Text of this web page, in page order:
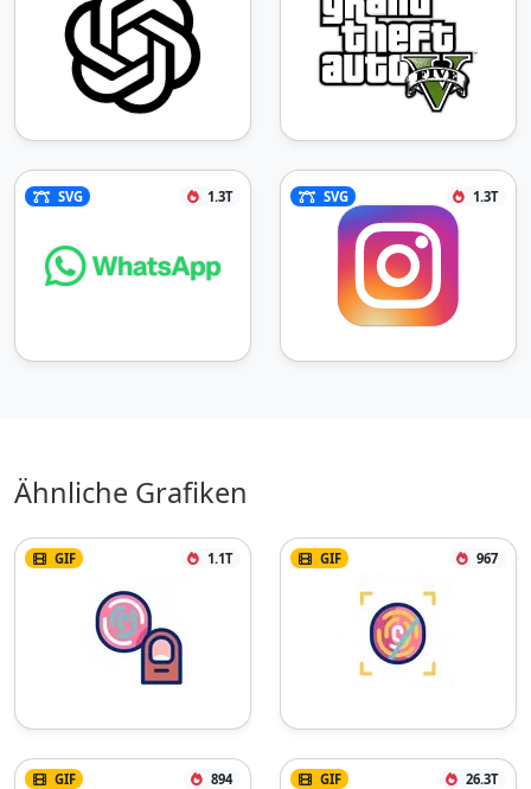
SVG 1.3T SVG 1.3T
Ähnliche Grafiken
GIF 1.1T GIF 967
GIF 894 GIF 26.3T